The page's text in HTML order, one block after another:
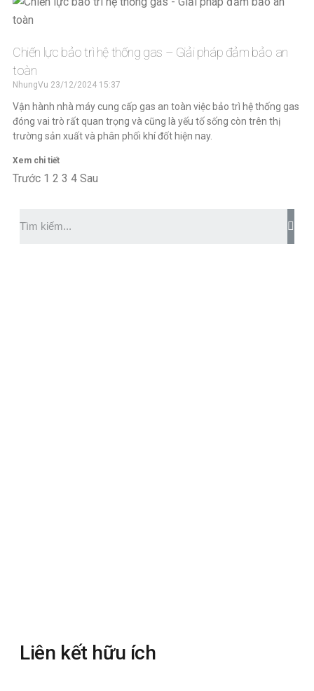
Chiến lực bảo trì hệ thống gas – Giải pháp đảm bảo an
toàn
NhungVu 23/12/2024 15:37
Vận hành nhà máy cung cấp gas an toàn việc bảo trì hệ thống gas
đóng vai trò rất quan trọng và cũng là yếu tố sống còn trên thị
trường sản xuất và phân phối khí đốt hiện nay.
Xem chi tiết
Trước 1 2 3 4 Sau
Liên kết hữu ích